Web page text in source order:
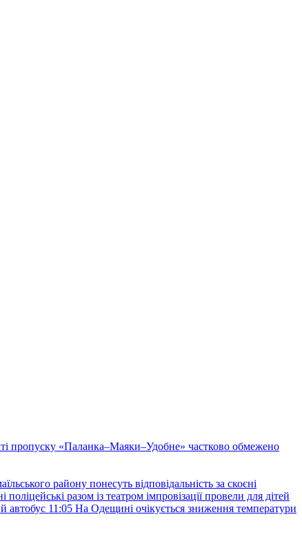
пропуску «Паланка–Маяки–Удобне» частково обмежено
району понесуть відповідальність за скоєні
поліцейські разом із театром імпровізації провели для дітей
автобус 11:05 На Одещині очікується зниження температури